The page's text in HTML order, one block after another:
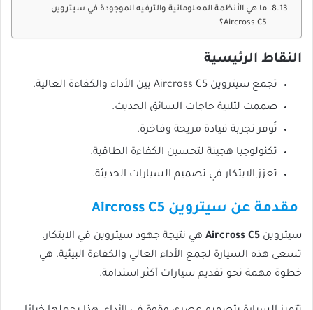
ما هي الأنظمة المعلوماتية والترفيه الموجودة في سيتروين
Aircross C5؟
النقاط الرئيسية
تجمع سيتروين Aircross C5 بين الأداء والكفاءة العالية.
صممت لتلبية حاجات السائق الحديث.
تُوفر تجربة قيادة مريحة وفاخرة.
تكنولوجيا هجينة لتحسين الكفاءة الطاقية.
تعزز الابتكار في تصميم السيارات الحديثة.
مقدمة عن سيتروين Aircross C5
سيتروين Aircross C5 هي نتيجة جهود سيتروين في الابتكار.
تسعى هذه السيارة لجمع الأداء العالي والكفاءة البيئية. هي
خطوة مهمة نحو تقديم سيارات أكثر استدامة.